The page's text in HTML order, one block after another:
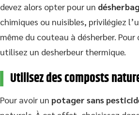
devez alors opter pour un
chimiques ou nuisibles, privilégiez
même du couteau à désherber.
utilisez un desherbeur thermique.
Utilisez des composts
Pour avoir un potager sans